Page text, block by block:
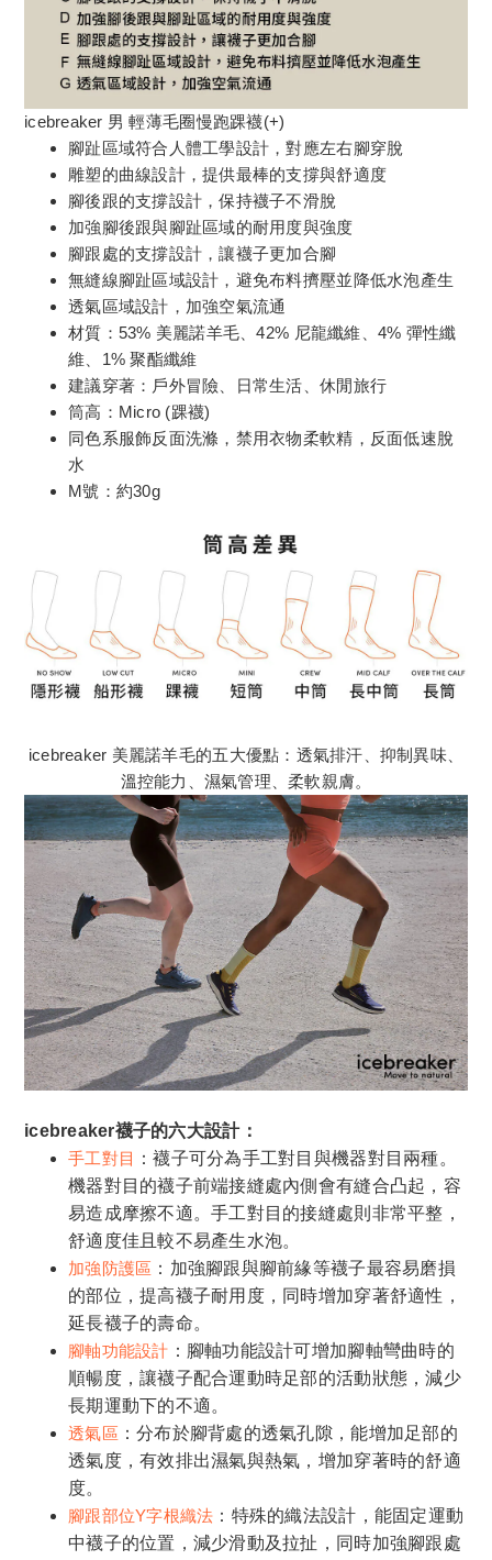
icebreaker 男 輕薄毛圈慢跑踝襪(+)
腳趾區域符合人體工學設計，對應左右腳穿脫
雕塑的曲線設計，提供最棒的支撐與舒適度
腳後跟的支撐設計，保持襪子不滑脫
加強腳後跟與腳趾區域的耐用度與強度
腳跟處的支撐設計，讓襪子更加合腳
無縫線腳趾區域設計，避免布料擠壓並降低水泡產生
透氣區域設計，加強空氣流通
材質：53% 美麗諾羊毛、42% 尼龍纖維、4% 彈性纖
維、1% 聚酯纖維
建議穿著：戶外冒險、日常生活、休閒旅行
筒高：Micro (踝襪)
同色系服飾反面洗滌，禁用衣物柔軟精，反面低速脫
水
M號：約30g
icebreaker 美麗諾羊毛的五大優點：透氣排汗、抑制異味、
溫控能力、濕氣管理、柔軟親膚。
icebreaker襪子的六大設計：
手工對目 ：襪子可分為手工對目與機器對目兩種。
機器對目的襪子前端接縫處內側會有縫合凸起，容
易造成摩擦不適。手工對目的接縫處則非常平整，
舒適度佳且較不易產生水泡。
加強防護區 ：加強腳跟與腳前緣等襪子最容易磨損
的部位，提高襪子耐用度，同時增加穿著舒適性，
延長襪子的壽命。
腳軸功能設計 ：腳軸功能設計可增加腳軸彎曲時的
順暢度，讓襪子配合運動時足部的活動狀態，減少
長期運動下的不適。
透氣區 ：分布於腳背處的透氣孔隙，能增加足部的
透氣度，有效排出濕氣與熱氣，增加穿著時的舒適
度。
腳跟部位Y字根織法 ：特殊的織法設計，能固定運動
中襪子的位置，減少滑動及拉扯，同時加強腳跟處